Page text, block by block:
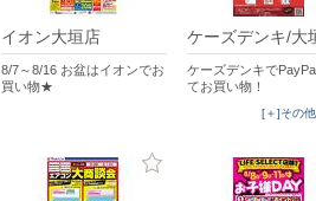
イオン大垣店
8/7～8/16 お盆はイオンでお
買い物★
ケーズデンキ/大
ケーズデンキで
てお買い物！
[＋]その